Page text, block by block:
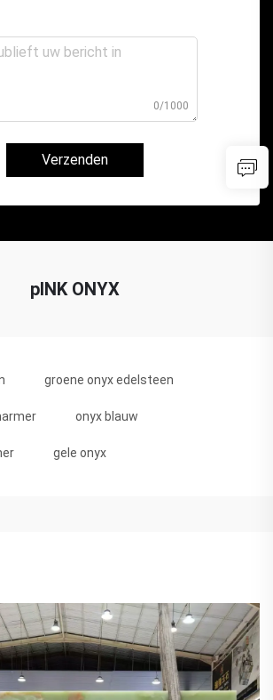
0/1000
Verzenden
pINK ONYX
groene onyx edelsteen
onyx blauw
gele onyx